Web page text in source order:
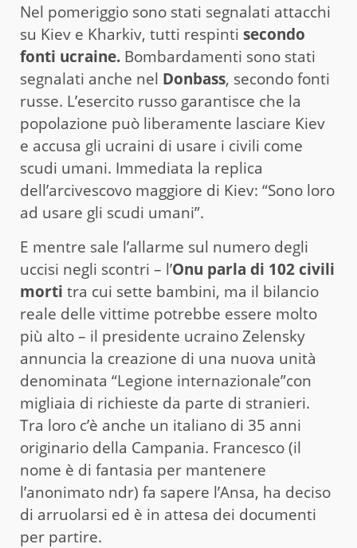
Nel pomeriggio sono stati segnalati attacchi
su Kiev e Kharkiv, tutti respinti secondo
fonti ucraine. Bombardamenti sono stati
segnalati anche nel Donbass, secondo fonti
russe. L’esercito russo garantisce che la
popolazione può liberamente lasciare Kiev
e accusa gli ucraini di usare i civili come
scudi umani. Immediata la replica
dell’arcivescovo maggiore di Kiev: “Sono loro
ad usare gli scudi umani”.
E mentre sale l’allarme sul numero degli
uccisi negli scontri – l’Onu parla di 102 civili
morti tra cui sette bambini, ma il bilancio
reale delle vittime potrebbe essere molto
più alto – il presidente ucraino Zelensky
annuncia la creazione di una nuova unità
denominata “Legione internazionale”con
migliaia di richieste da parte di stranieri.
Tra loro c’è anche un italiano di 35 anni
originario della Campania. Francesco (il
nome è di fantasia per mantenere
l’anonimato ndr) fa sapere l’Ansa, ha deciso
di arruolarsi ed è in attesa dei documenti
per partire.